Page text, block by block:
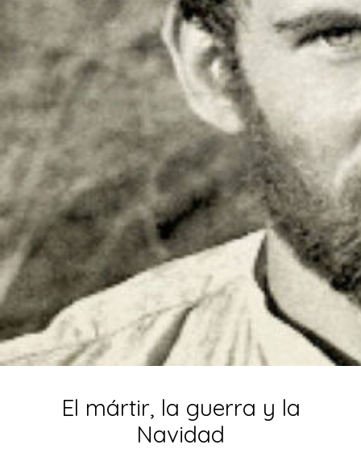
El mártir, la guerra y la
Navidad